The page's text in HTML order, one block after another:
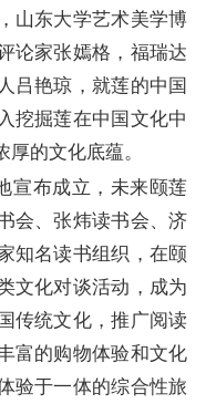
山东大学艺术美学博
论家张嫣格，福瑞达
吕艳琼，就莲的中国
挖掘莲在中国文化中
的文化底蕴。
宣布成立，未来颐莲
会、张炜读书会、济
知名读书组织，在颐
文化对谈活动，成为
传统文化，推广阅读
富的购物体验和文化
验于一体的综合性旅